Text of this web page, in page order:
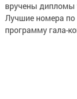
вручены дипломы
Лучшие номера по
программу гала-